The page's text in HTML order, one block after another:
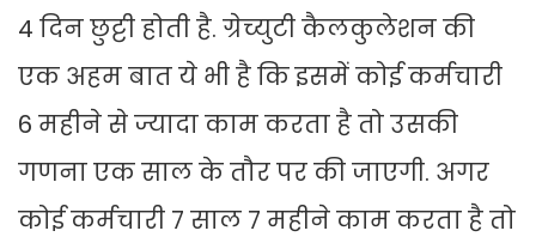
4 दिन छुट्टी होती है. ग्रेच्युटी कैलकुलेशन की
एक ​अहम बात ये भी है कि इसमें कोई कर्मचारी
6 महीने से ज्यादा काम करता है तो उसकी
गणना एक साल के तौर पर की जाएगी. अगर
कोई कर्मचारी 7 साल 7 महीने काम करता है तो